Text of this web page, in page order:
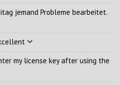
jemand Probleme bearbeitet.
my license key after using the